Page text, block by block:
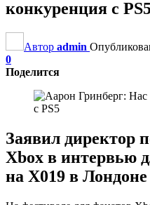
конкуренция с
Автор admin
0
Поделится
Заявил директор
Xbox в интервью
на X019 в Лондоне